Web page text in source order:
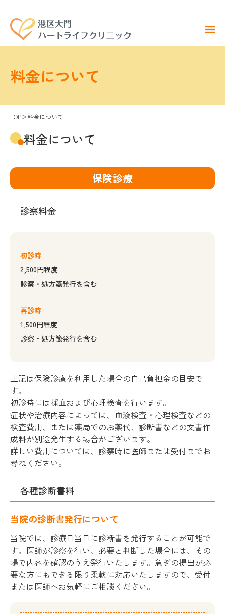
料金について
TOP＞料金について
料金について
保険診療
診察料金
初診時
2,500円程度
診察・処方箋発行を含む
再診時
1,500円程度
診察・処方箋発行を含む
上記は保険診療を利用した場合の自己負担金の目安で
す。
初診時には採血および心理検査を行います。
症状や治療内容によっては、血液検査・心理検査などの
検査費用、または薬局でのお薬代、診断書などの文書作
成料が別途発生する場合がございます。
詳しい費用については、診察時に医師または受付までお
尋ねください。
各種診断書料
当院の診断書発行について
当院では、診療日当日に診断書を発行することが可能で
す。医師が診察を行い、必要と判断した場合には、その
場で内容を確認のうえ発行いたします。急ぎの提出が必
要な方にもできる限り柔軟に対応いたしますので、受付
または医師へお気軽にご相談ください。